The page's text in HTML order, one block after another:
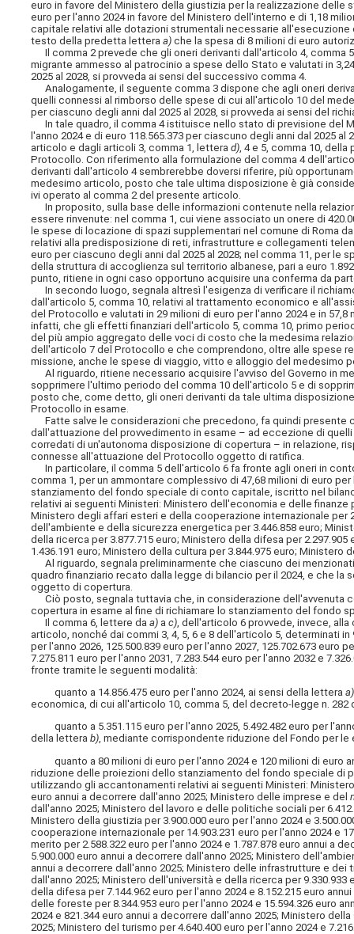
euro in favore del Ministero della giustizia per la realizzazione
euro per l'anno 2024 in favore del Ministero dell'interno e di 1,18
capitale relativi alle dotazioni strumentali necessarie
testo della predetta letteraa) che la spesa di 8 milioni di euro
Il comma 2 prevede che gli oneri derivanti dall'articolo 4, comma
migrante ammesso al patrocinio a spese dello Stato e valutati in
2025 al 2028, si provveda ai sensi del successivo comma 4.
Analogamente, il seguente comma 3 dispone che agli oneri
quelli connessi al rimborso delle spese di cui all'articolo 10 del
per ciascuno degli anni dal 2025 al 2028, si provveda ai sensi del
In tale quadro, il comma 4 istituisce nello stato di previsione del
l'anno 2024 e di euro 118.565.373 per ciascuno degli anni dal 2025
articolo e dagli articoli 3, comma 1, letterad) , 4 e 5, comma 10,
Protocollo. Con riferimento alla formulazione del comma 4
derivanti dall'articolo 4 sembrerebbe doversi riferire, più
medesimo articolo, posto che tale ultima disposizione è già
ivi operato al comma 2 del presente articolo.
In proposito, sulla base delle informazioni contenute nella
essere rinvenute: nel comma 1, cui viene associato un onere di
le spese di locazione di spazi supplementari nel comune di Roma
relativi alla predisposizione di reti, infrastrutture e collegamenti
euro per ciascuno degli anni dal 2025 al 2028; nel comma 11, per
della struttura di accoglienza sul territorio albanese, pari a euro
punto, ritiene in ogni caso opportuno acquisire una conferma da
In secondo luogo, segnala altresì l'esigenza di verificare il
dall'articolo 5, comma 10, relativi al trattamento economico e
del Protocollo e valutati in 29 milioni di euro per l'anno 2024 e in
infatti, che gli effetti finanziari dell'articolo 5, comma 10, primo
del più ampio aggregato delle voci di costo che la medesima
dell'articolo 7 del Protocollo e che comprendono, oltre alle spese
missione, anche le spese di viaggio, vitto e alloggio del medesimo
Al riguardo, ritiene necessario acquisire l'avviso del Governo in
sopprimere l'ultimo periodo del comma 10 dell'articolo 5 e di
posto che, come detto, gli oneri derivanti da tale ultima
Protocollo in esame.
Fatte salve le considerazioni che precedono, fa quindi presente
dall'attuazione del provvedimento in esame – ad eccezione di
corredati di un'autonoma disposizione di copertura – in relazione,
connesse all'attuazione del Protocollo oggetto di ratifica.
In particolare, il comma 5 dell'articolo 6 fa fronte agli oneri in
comma 1, per un ammontare complessivo di 47,68 milioni di euro
stanziamento del fondo speciale di conto capitale, iscritto nel
relativi ai seguenti Ministeri: Ministero dell'economia e delle finanze
Ministero degli affari esteri e della cooperazione internazionale per
dell'ambiente e della sicurezza energetica per 3.446.858 euro;
della ricerca per 3.877.715 euro; Ministero della difesa per
1.436.191 euro; Ministero della cultura per 3.844.975 euro; Ministero
Al riguardo, segnala preliminarmente che ciascuno dei
quadro finanziario recato dalla legge di bilancio per il 2024, e che
oggetto di copertura.
Ciò posto, segnala tuttavia che, in considerazione dell'avvenuta
copertura in esame al fine di richiamare lo stanziamento del fondo
Il comma 6, lettere daa) ac) , dell'articolo 6 provvede, invece,
articolo, nonché dai commi 3, 4, 5, 6 e 8 dell'articolo 5, determinati in
per l'anno 2026, 125.500.839 euro per l'anno 2027, 125.702.673 euro
7.275.811 euro per l'anno 2031, 7.283.544 euro per l'anno 2032 e
fronte tramite le seguenti modalità:
quanto a 14.856.475 euro per l'anno 2024, ai sensi della letteraa)
economica, di cui all'articolo 10, comma 5, del decreto-legge n. 282
quanto a 5.351.115 euro per l'anno 2025, 5.492.482 euro per
della letterab), mediante corrispondente riduzione del Fondo per
quanto a 80 milioni di euro per l'anno 2024 e 120 milioni di euro
riduzione delle proiezioni dello stanziamento del fondo speciale di
utilizzando gli accantonamenti relativi ai seguenti Ministeri:
euro annui a decorrere dall'anno 2025; Ministero delle imprese e del
dall'anno 2025; Ministero del lavoro e delle politiche sociali per
Ministero della giustizia per 3.900.000 euro per l'anno 2024 e
cooperazione internazionale per 14.903.231 euro per l'anno 2024 e
merito per 2.588.322 euro per l'anno 2024 e 1.787.878 euro annui a
5.900.000 euro annui a decorrere dall'anno 2025; Ministero
annui a decorrere dall'anno 2025; Ministero delle infrastrutture e dei
dall'anno 2025; Ministero dell'università e della ricerca per 9.330.933
della difesa per 7.144.962 euro per l'anno 2024 e 8.152.215 euro
delle foreste per 8.344.953 euro per l'anno 2024 e 15.594.326 euro
2024 e 821.344 euro annui a decorrere dall'anno 2025; Ministero
2025; Ministero del turismo per 4.640.400 euro per l'anno 2024 e